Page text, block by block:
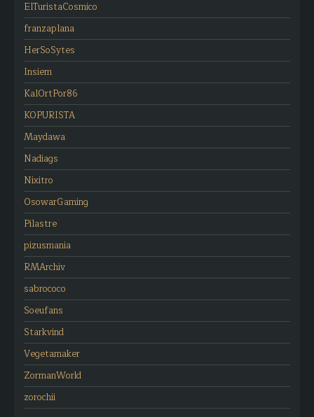
ElTuristaCosmico
franzaplana
HerSoSytes
Insiem
KalOrtPor86
KOPURISTA
Maydawa
Nadiags
Nixitro
OsowarGaming
Pilastre
pizusmania
RMArchiv
sabrococo
Soeufans
Starkvind
Vegetamaker
ZormanWorld
zorochii